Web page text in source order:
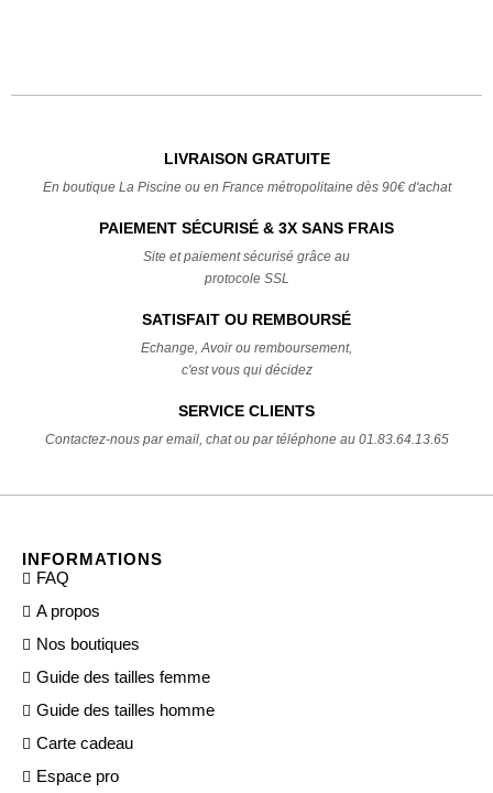
LIVRAISON GRATUITE
En boutique La Piscine ou en France métropolitaine dès 90€ d'achat
PAIEMENT SÉCURISÉ & 3X SANS FRAIS
Site et paiement sécurisé grâce au
protocole SSL
SATISFAIT OU REMBOURSÉ
Echange, Avoir ou remboursement,
c'est vous qui décidez
SERVICE CLIENTS
Contactez-nous par email, chat ou par téléphone au 01.83.64.13.65
INFORMATIONS
FAQ
A propos
Nos boutiques
Guide des tailles femme
Guide des tailles homme
Carte cadeau
Espace pro